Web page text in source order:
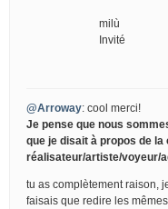
milù
Invité
@Arroway: cool merci!
Je pense que nous
que je disait à propos de
réalisateur/artiste/voyeur/
tu as complètement raison,
faisais que redire les